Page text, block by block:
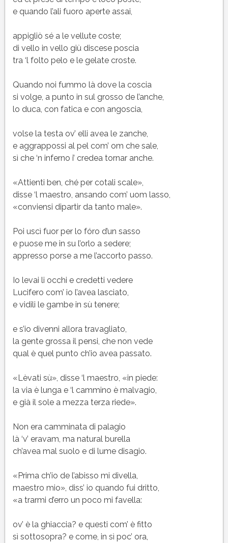
e quando l’ali fuoro aperte assai,
appigliò sé a le vellute coste;
di vello in vello giù discese poscia
tra ‘l folto pelo e le gelate croste.
Quando noi fummo là dove la coscia
si volge, a punto in sul grosso de l’anche,
lo duca, con fatica e con angoscia,
volse la testa ov’ elli avea le zanche,
e aggrappossi al pel com’ om che sale,
sì che ‘n inferno i’ credea tornar anche.
«Attienti ben, ché per cotali scale»,
disse ‘l maestro, ansando com’ uom lasso,
«conviensi dipartir da tanto male».
Poi uscì fuor per lo fóro d’un sasso
e puose me in su l’orlo a sedere;
appresso porse a me l’accorto passo.
Io levai li occhi e credetti vedere
Lucifero com’ io l’avea lasciato,
e vidili le gambe in sù tenere;
e s’io divenni allora travagliato,
la gente grossa il pensi, che non vede
qual è quel punto ch’io avea passato.
«Lèvati sù», disse ‘l maestro, «in piede:
la via è lunga e ‘l cammino è malvagio,
e già il sole a mezza terza riede».
Non era camminata di palagio
là ‘v’ eravam, ma natural burella
ch’avea mal suolo e di lume disagio.
«Prima ch’io de l’abisso mi divella,
maestro mio», diss’ io quando fui dritto,
«a trarmi d’erro un poco mi favella:
ov’ è la ghiaccia? e questi com’ è fitto
sì sottosopra? e come, in sì poc’ ora,